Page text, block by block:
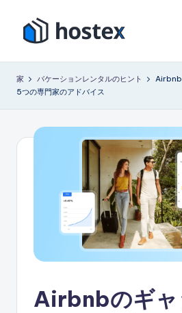
テ
に
ス
テ
ッ
バ
家 バケーションレンタルのヒント
Airbnb
5つの専門家のアドバイス
Airbnbのギャ